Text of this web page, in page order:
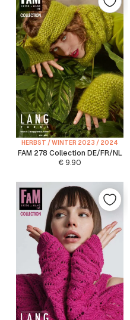
HERBST / WINTER 2023 / 2024
FAM 278 Collection DE/FR/NL
€ 9.90